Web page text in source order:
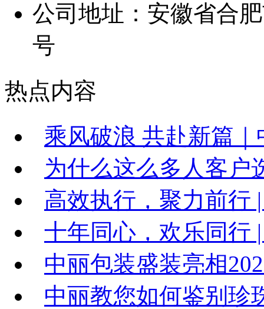
公司地址：安徽省合
号
热点内容
乘风破浪 共赴新篇｜
为什么这么多人客户
高效执行，聚力前行
十年同心，欢乐同行
中丽包装盛装亮相
中丽教您如何鉴别珍